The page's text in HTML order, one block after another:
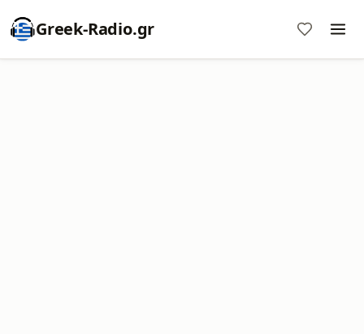
Greek-Radio.gr